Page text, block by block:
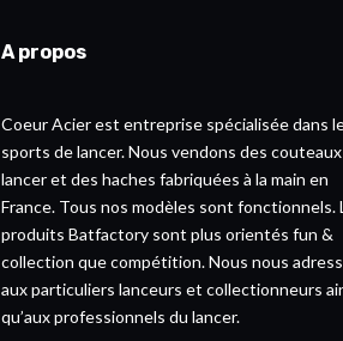
A propos
Coeur Acier est entreprise spécialisée dans
sports de lancer. Nous vendons des
lancer et des haches fabriquées à la main en
France. Tous nos modèles sont fonctionnels.
produits Batfactory sont plus orientés fun &
collection que compétition. Nous nous
aux particuliers lanceurs et collectionneurs
qu’aux professionnels du lancer.